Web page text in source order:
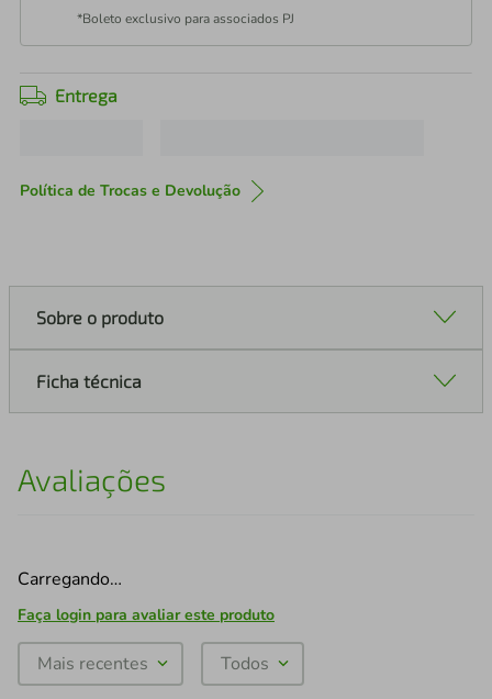
*Boleto exclusivo para associados PJ
Entrega
Política de Trocas e Devolução
Sobre o produto
Ficha técnica
Avaliações
Carregando…
Faça login para avaliar este produto
Mais recentes Todos